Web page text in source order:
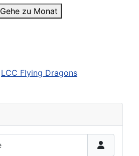
Gehe zu Monat
LCC Flying Dragons